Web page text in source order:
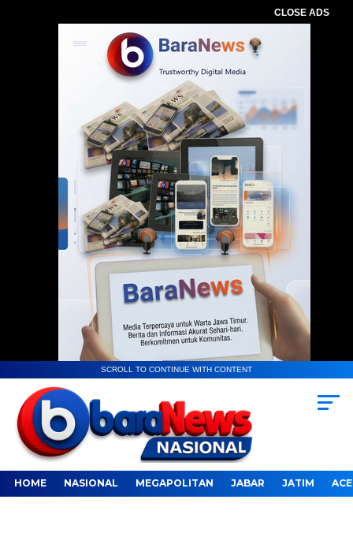
CLOSE ADS
SCROLL TO CONTINUE WITH CONTENT
HOME NASIONAL MEGAPOLITAN JABAR JATIM